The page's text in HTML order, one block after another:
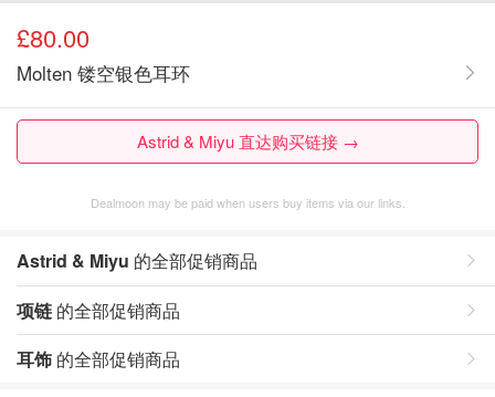
£80.00
Molten 镂空银色耳环
Astrid & Miyu 直达购买链接 →
Dealmoon may be paid when users buy items via our links.
Astrid & Miyu 的全部促销商品
项链 的全部促销商品
耳饰 的全部促销商品